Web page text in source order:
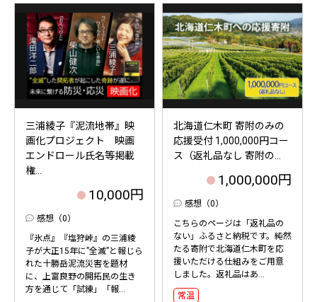
三浦綾子『泥流地帯』映
画化プロジェクト 映画
エンドロール氏名等掲載
権...
10,000円
感想（0）
『氷点』『塩狩峠』の三浦綾
子が大正15年に”全滅”と報じら
れた十勝岳泥流災害を題材
に、上富良野の開拓民の生き
方を通じて「試練」「報...
北海道仁木町 寄附のみの
応援受付 1,000,000円コー
ス（返礼品なし 寄附の...
1,000,000円
感想（0）
こちらのページは「返礼品の
ない」ふるさと納税です。純然
たる寄附で北海道仁木町を応
援いただける仕組みをご用意
しました。返礼品はあ...
常温